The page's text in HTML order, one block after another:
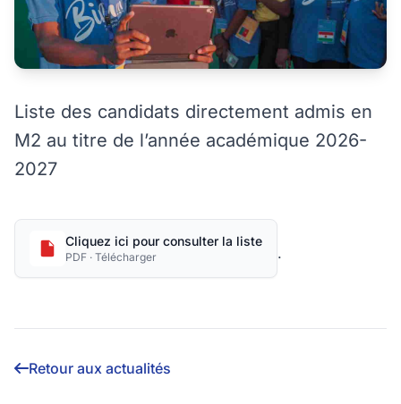
Liste des candidats directement admis en
M2 au titre de l’année académique 2026-
2027
Cliquez ici pour consulter la liste
PDF · Télécharger .
Retour aux actualités